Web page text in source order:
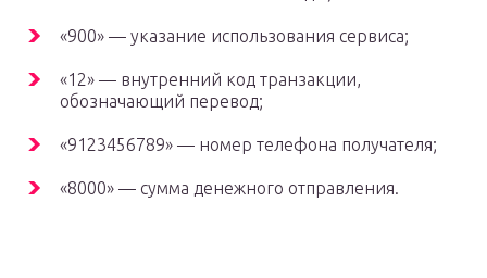
«900» — указание использования сервиса;
«12» — внутренний код транзакции,
обозначающий перевод;
«9123456789» — номер телефона получателя;
«8000» — сумма денежного отправления.